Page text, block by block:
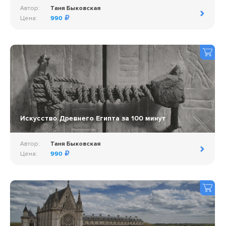
Автор:
Таня Быковская
Цена:
990
Искусство Древнего Египта за 100 минут
Автор:
Таня Быковская
Цена:
990